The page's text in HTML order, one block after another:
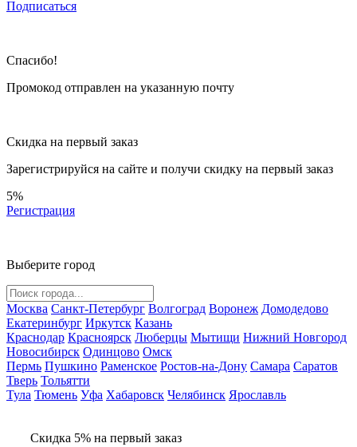
Подписаться
Спасибо!
Промокод отправлен на указанную почту
Скидка на первый заказ
Зарегистрируйся на сайте и получи скидку на первый заказ
5%
Регистрация
Выберите город
Москва Санкт-Петербург Волгоград Воронеж Домодедово
Екатеринбург Иркутск Казань
Краснодар Красноярск Люберцы Мытищи Нижний Новгород
Новосибирск Одинцово Омск
Пермь Пушкино Раменское Ростов-на-Дону Самара Саратов
Тверь Тольятти
Тула Тюмень Уфа Хабаровск Челябинск Ярославль
Скидка 5% на первый заказ